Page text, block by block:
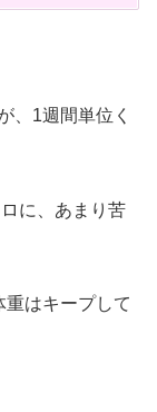
、1週間単位く
に、あまり苦
はキープして